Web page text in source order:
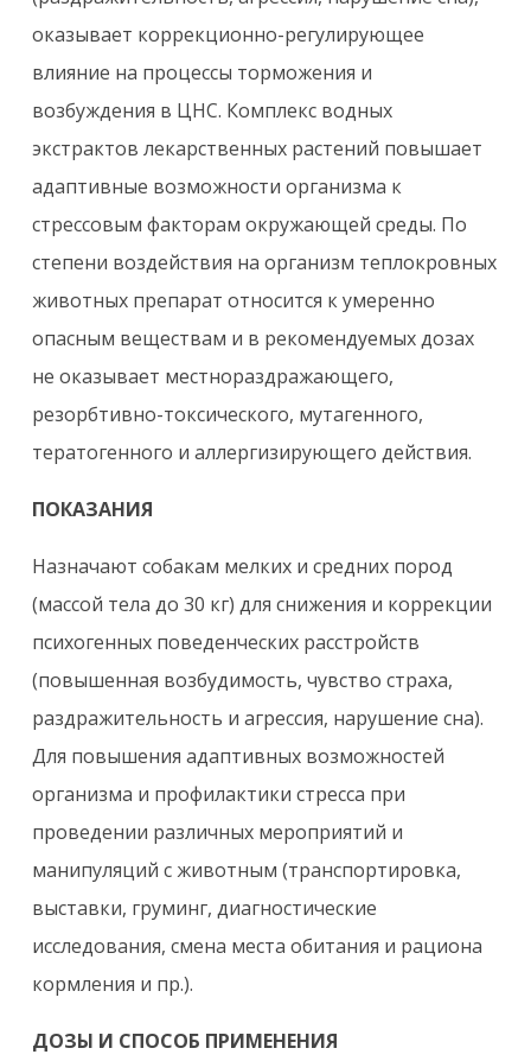
оказывает коррекционно-регулирующее
влияние на процессы торможения и
возбуждения в ЦНС. Комплекс водных
экстрактов лекарственных растений повышает
адаптивные возможности организма к
стрессовым факторам окружающей среды. По
степени воздействия на организм теплокровных
животных препарат относится к умеренно
опасным веществам и в рекомендуемых дозах
не оказывает местнораздражающего,
резорбтивно-токсического, мутагенного,
тератогенного и аллергизирующего действия.
ПОКАЗАНИЯ
Назначают собакам мелких и средних пород
(массой тела до 30 кг) для снижения и коррекции
психогенных поведенческих расстройств
(повышенная возбудимость, чувство страха,
раздражительность и агрессия, нарушение сна).
Для повышения адаптивных возможностей
организма и профилактики стресса при
проведении различных мероприятий и
манипуляций с животным (транспортировка,
выставки, груминг, диагностические
исследования, смена места обитания и рациона
кормления и пр.).
ДОЗЫ И СПОСОБ ПРИМЕНЕНИЯ